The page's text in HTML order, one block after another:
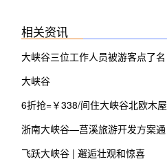
相关资讯
大峡谷三位工作人员被游客点了名
大峡谷
6折抢=￥338/间住大峡谷北欧木屋
~看200米瀑布 空中走钢索
浙南大峡谷—莒溪旅游开发方案通
过评审进入施工设计实施阶段
飞跃大峡谷 | 邂逅壮观和惊喜